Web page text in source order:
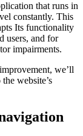
that runs in
constantly. This
Its functionality
users, and for
impairments.
we’ll
website’s